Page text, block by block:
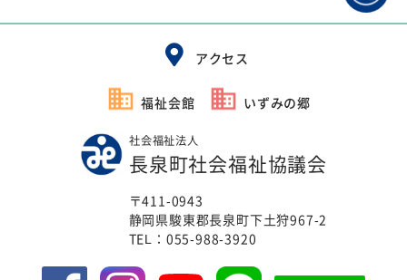
アクセス
福祉会館 いずみの郷
社会福祉法人
長泉町社会福祉協議会
〒411-0943
静岡県駿東郡長泉町下土狩967-2
TEL： 055-988-3920